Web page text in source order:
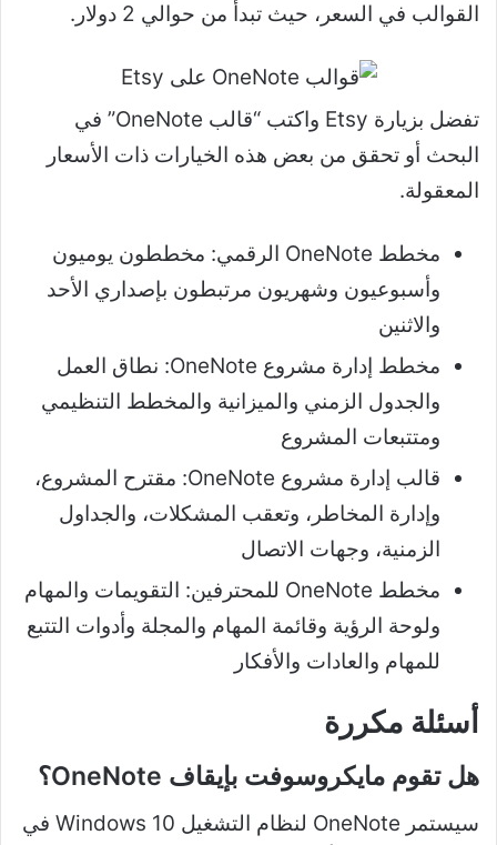
القوالب في السعر، حيث تبدأ من حوالي 2 دولار.
تفضل بزيارة Etsy واكتب “قالب OneNote” في
البحث أو تحقق من بعض هذه الخيارات ذات الأسعار
المعقولة.
مخطط OneNote الرقمي: مخططون يوميون
وأسبوعيون وشهريون مرتبطون بإصداري الأحد
والاثنين
مخطط إدارة مشروع OneNote: نطاق العمل
والجدول الزمني والميزانية والمخطط التنظيمي
ومتتبعات المشروع
قالب إدارة مشروع OneNote: مقترح المشروع،
وإدارة المخاطر، وتعقب المشكلات، والجداول
الزمنية، وجهات الاتصال
مخطط OneNote للمحترفين: التقويمات والمهام
ولوحة الرؤية وقائمة المهام والمجلة وأدوات التتبع
للمهام والعادات والأفكار
أسئلة مكررة
هل تقوم مايكروسوفت بإيقاف OneNote؟
سيستمر OneNote لنظام التشغيل Windows 10 في